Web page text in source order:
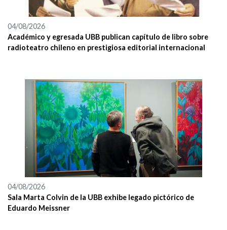
04/08/2026
Académico y egresada UBB publican capítulo de libro sobre
radioteatro chileno en prestigiosa editorial internacional
04/08/2026
Sala Marta Colvin de la UBB exhibe legado pictórico de
Eduardo Meissner